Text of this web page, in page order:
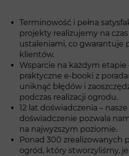
Terminowość i pełna
projekty realizujemy na
ustaleniami, co gwarantuje
klientów.
Wsparcie na każdym etapie
praktyczne e-booki z
uniknąć błędów i
podczas realizacji ogrodu.
12 lat doświadczenia –
doświadczenie pozwala
na najwyższym poziomie.
Ponad 300 zrealizowanych
ogród, który stworzyliśmy,